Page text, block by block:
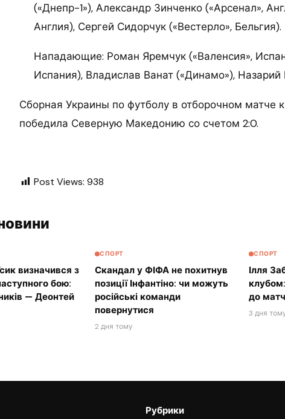
(«Днепр-1»), Александр Зинченко («Арсенал»,
Англия), Сергей Сидорчук («Вестерло», Бельгия).
Нападающие: Роман Яремчук («Валенсия»,
Испания), Владислав Ванат («Динамо»), Назарий
Сборная Украины по футболу в отборочном матче
победила Северную Македонию со счетом 2:0.
Post Views: 938
визначився з
бою:
— Деонтей
СПОРТ
Скандал у ФІФА не похитнув
позиції Інфантіно: чи можуть
російські команди
повернутися
2 дня тому
СПОРТ
Ілля
до
3 дня
Рубрики